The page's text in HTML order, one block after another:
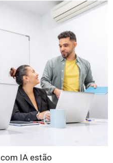
IA estão